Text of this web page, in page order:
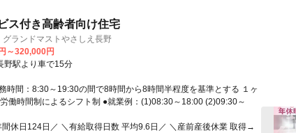
ス付き高齢者向け住宅
ランドマストやさしえ長野
～320,000円
野駅より車で15分
時間：8:30～19:30の間で8時間から8時間半程度を基準とする １ヶ
働時間制によるシフト制 ●就業例：(1)08:30～18:00 (2)09:30～
間休日124日／ ＼有給取得日数 平均9.6日／ ＼産前産後休業 取得→